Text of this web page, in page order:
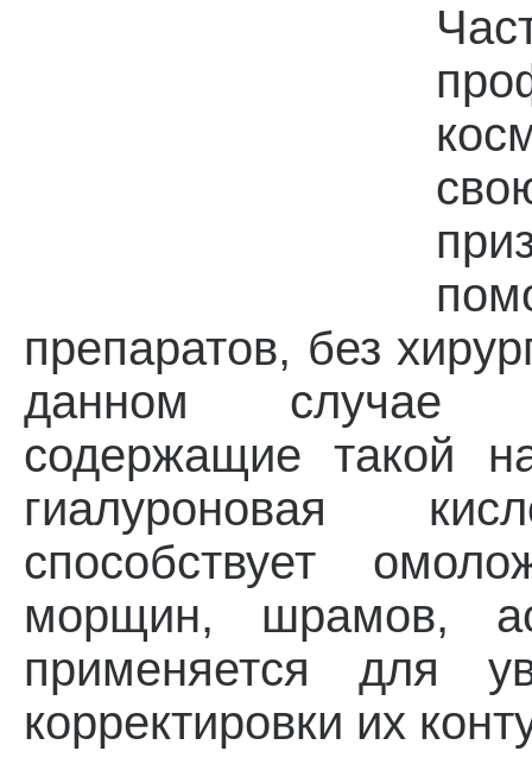
препаратов, без
данном случае
содержащие такой
гиалуроновая
способствует
морщин, шрамов,
применяется для
корректировки их